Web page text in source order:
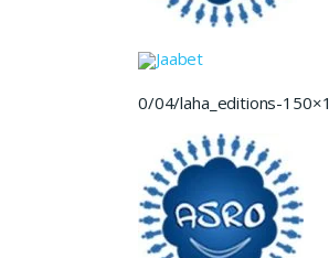
Jaabet
0/04/laha_editions-